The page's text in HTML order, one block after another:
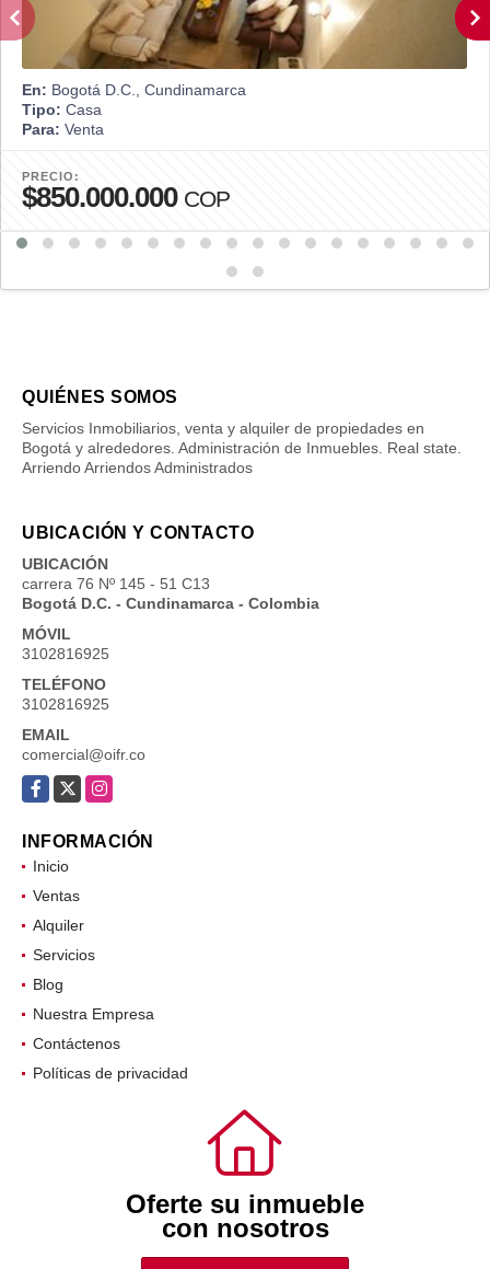
En: Bogotá D.C., Cundinamarca
Tipo: Casa
Para: Venta
PRECIO:
$850.000.000 COP
QUIÉNES SOMOS
Servicios Inmobiliarios, venta y alquiler de propiedades en
Bogotá y alrededores. Administración de Inmuebles. Real state.
Arriendo Arriendos Administrados
UBICACIÓN Y CONTACTO
UBICACIÓN
carrera 76 Nº 145 - 51 C13
Bogotá D.C. - Cundinamarca - Colombia
MÓVIL
3102816925
TELÉFONO
3102816925
EMAIL
comercial@oifr.co
Facebook
X Instagram
INFORMACIÓN
Inicio
Ventas
Alquiler
Servicios
Blog
Nuestra Empresa
Contáctenos
Políticas de privacidad
Oferte su inmueble
con nosotros